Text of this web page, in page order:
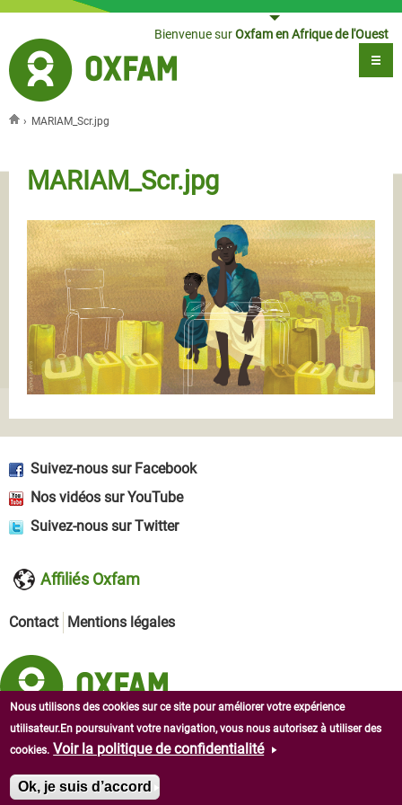
Bienvenue surOxfam en Afrique de l'Ouest
› MARIAM_Scr.jpg
MARIAM_Scr.jpg
Suivez-nous sur Facebook
Nos vidéos sur YouTube
Suivez-nous sur Twitter
Affiliés Oxfam
Contact Mentions légales
Copyright © 2026 Oxfam en Afrique de l'Ouest. Tous droits
réservés.
Nous utilisons des cookies sur ce site pour améliorer votre expérience
utilisateur.En poursuivant votre navigation, vous nous autorisez à utiliser des
cookies. Voir la politique de confidentialité
Ok, je suis d’accord